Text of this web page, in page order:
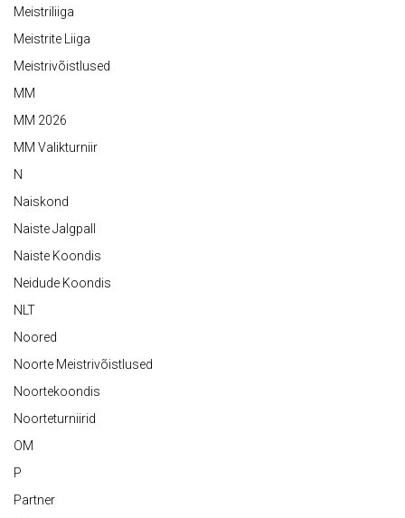
Meistriliiga
Meistrite Liiga
Meistrivõistlused
MM
MM 2026
MM Valikturniir
N
Naiskond
Naiste Jalgpall
Naiste Koondis
Neidude Koondis
NLT
Noored
Noorte Meistrivõistlused
Noortekoondis
Noorteturniirid
OM
P
Partner